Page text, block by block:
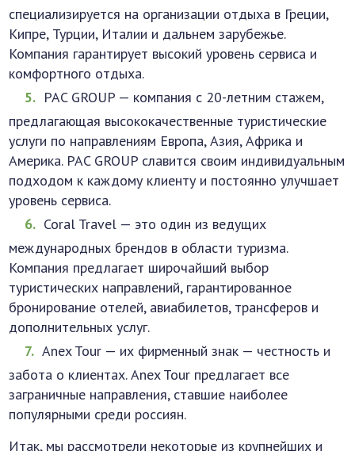
специализируется на организации отдыха в Греции,
Кипре, Турции, Италии и дальнем зарубежье.
Компания гарантирует высокий уровень сервиса и
комфортного отдыха.
PAC GROUP — компания с 20-летним стажем,
предлагающая высококачественные туристические
услуги по направлениям Европа, Азия, Африка и
Америка. PAC GROUP славится своим индивидуальным
подходом к каждому клиенту и постоянно улучшает
уровень сервиса.
Coral Travel — это один из ведущих
международных брендов в области туризма.
Компания предлагает широчайший выбор
туристических направлений, гарантированное
бронирование отелей, авиабилетов, трансферов и
дополнительных услуг.
Anex Tour — их фирменный знак — честность и
забота о клиентах. Anex Tour предлагает все
заграничные направления, ставшие наиболее
популярными среди россиян.
Итак, мы рассмотрели некоторые из крупнейших и